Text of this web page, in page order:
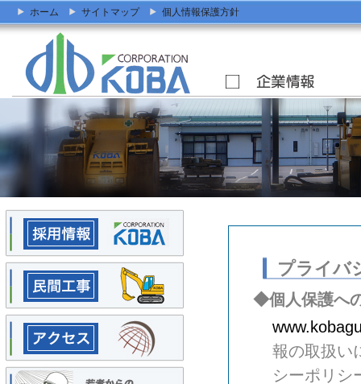
ホーム サイトマップ 個人情報保護方針
プライバ
◆個人保護へ
報の取扱い
シーポリシ